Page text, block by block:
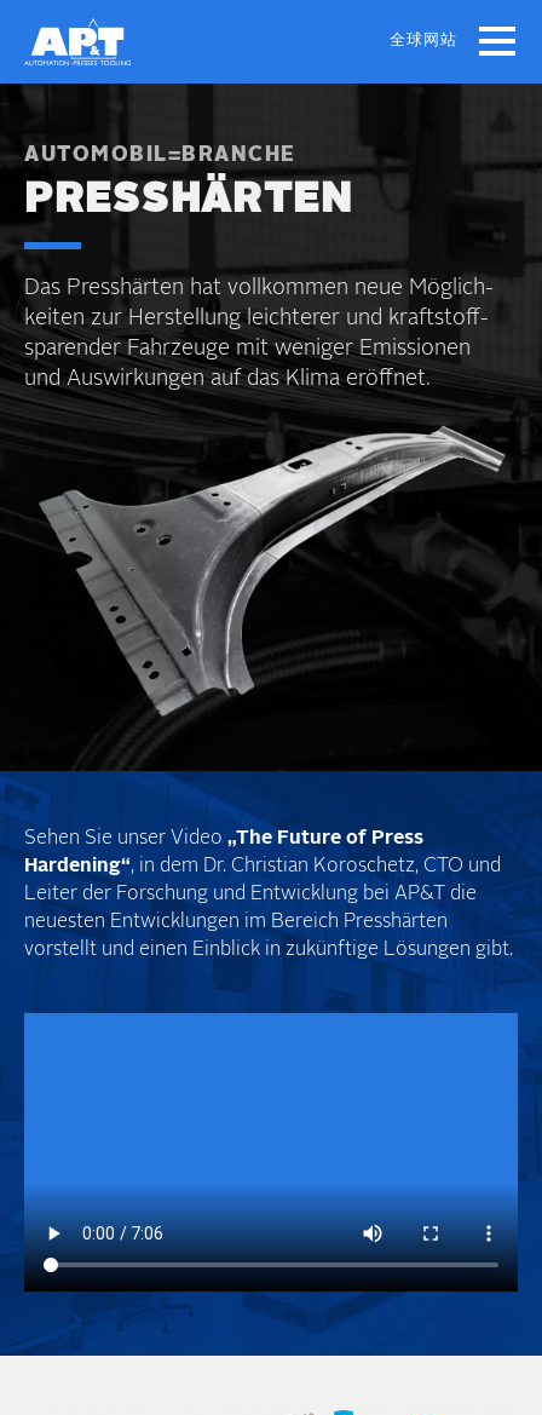
main
全球网站
AUTOMOBIL=BRANCHE
PRESSHÄRTEN
Das Presshärten hat vollkommen neue Möglich­
keiten zur Herstellung leichterer und kraftstoff­
sparender Fahrzeuge mit weniger Emissionen
und Auswirkungen auf das Klima eröffnet.
Sehen Sie unser Video „The Future of Press
Hardening“, in dem Dr. Christian Koroschetz, CTO und
Leiter der Forschung und Entwicklung bei AP&T die
neuesten Entwicklungen im Bereich Presshärten
vorstellt und einen Einblick in zukünftige Lösungen gibt.